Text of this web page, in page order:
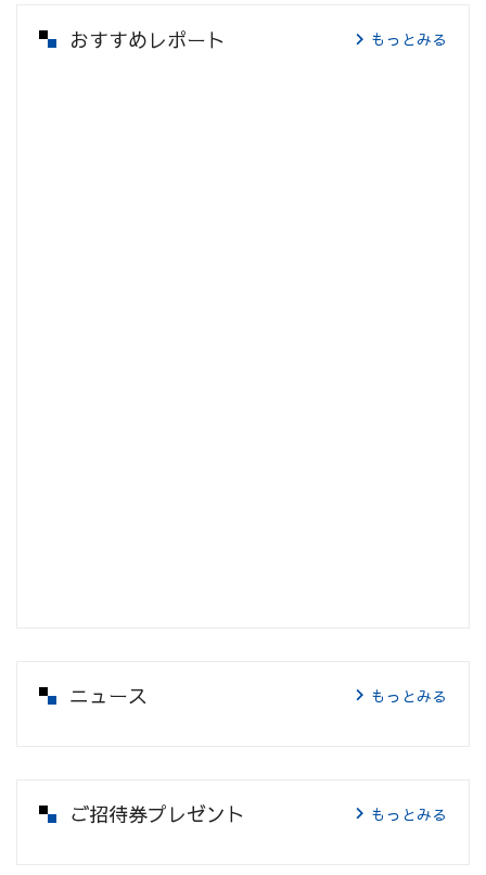
おすすめレポート もっとみる
ニュース もっとみる
ご招待券プレゼント もっとみる